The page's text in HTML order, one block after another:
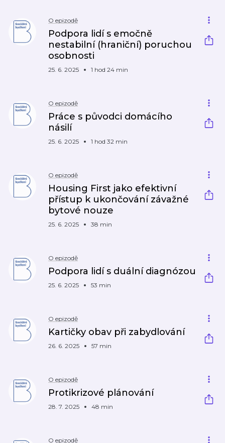
O epizodě
Podpora lidí s emočně
nestabilní (hraniční) poruchou
osobnosti
25. 6. 2025 1 hod 24 min
O epizodě
Práce s původci domácího
násilí
25. 6. 2025 1 hod 32 min
O epizodě
Housing First jako efektivní
přístup k ukončování závažné
bytové nouze
25. 6. 2025 38 min
O epizodě
Podpora lidí s duální diagnózou
25. 6. 2025 53 min
O epizodě
Kartičky obav při zabydlování
26. 6. 2025 57 min
O epizodě
Protikrizové plánování
28. 7. 2025 48 min
O epizodě